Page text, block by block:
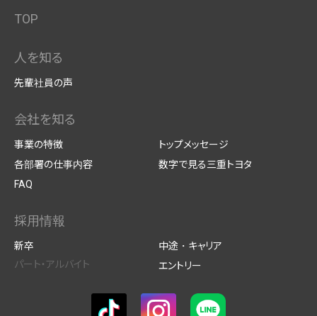
TOP
人を知る
先輩社員の声
会社を知る
事業の特徴
トップメッセージ
各部署の仕事内容
数字で見る三重トヨタ
FAQ
採用情報
新卒
中途・キャリア
パート・アルバイト
エントリー